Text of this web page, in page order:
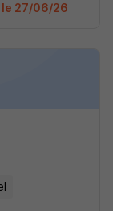
le 27/06/26